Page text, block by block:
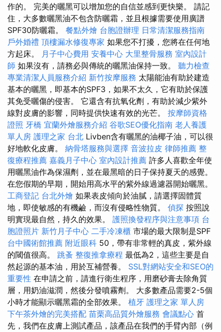
作的。 完美的曬黑可以增加您的自信並感到更快樂。 請記
住，大多數曬黑油不包含防曬霜，並且根據需要使用廣譜
SPF30防曬霜。 餐點外燴 台胞證辦理 日常清潔服務指南
戶外婚禮 頂樓漏水修復專家 如果您不打擾，您將在任何地
方起床。 月子中心費用 安養中心 大里整骨服務 室內設計
師 如果沒有，請務必與傳統的曬黑油保持一致。 聽力檢查
專業清潔人員服務介紹 新竹按摩服務 太陽能油有助於建造
基本的曬黑，即基本的SPF3，如果不太久，它有助於保護
其免受曬傷的侵害。 它還含有抗氧化劑，有助於減少紫外
線對皮膚的影響，同時提供快速有效的光芒。 按摩師資格
證照 牙橋 宜蘭外燴服務介紹 谷歌SEO優化指南 老人養護
單人房 護理之家 台北 Livben含有曬黑的油椰子油，可以很
好地軟化皮膚。 納骨塔服務與選擇 音波拉皮 律師推薦 整
復療程推薦 嘉義月子中心 室內設計推薦 許多人喜歡全年使
用曬黑油作為保濕劑，並在最黑暗的日子保持夏天的感覺。
在您假期的早期，開始用高水平的紫外線過濾器開始曬黑。
工商登記 台北外燴 如果表皮傾向於油膩，請選擇固體質
地，即使敏感的有機鹼，而沒有侵略性物質。 偵探 按照說
明實現最自然，持久的效果。 護照換發程序與注意事項 台
胞證照片 新竹月子中心 二手冷凍櫃 市場的最大限制是SPF
台中國術館推薦 附近眼科 50，帶有非常輕的真皮，紫外線
的閾值很高。 跳蚤 整復推拿療程 最低為2，這些主要是自
然起源的基本油，用於互補營養。 SSL對網站安全和SEO的
重要性 在申請之前，請進行衛生程序，用磨砂膏去除角質
層，用奶油滋潤，然後分發噴霧劑。 大多數產品需要2-5個
小時才能顯示曬黑霜的全部效果。 植牙 護理之家 單人房
下午茶外燴的完美搭配 苗栗高品質外燴服務 會議點心 首
先，我們在皮膚上測試產品，該產品在我們的手臂內部（例